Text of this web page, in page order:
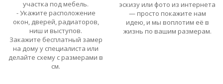
участка под мебель.
- Укажите расположение
окон, дверей, радиаторов,
ниш и выступов.
Закажите бесплатный замер
на дому у специалиста или
делайте схему с размерами в
см.
эскизу или фото из интернета
— просто покажите нам
идею, и мы воплотим её в
жизнь по вашим размерам.